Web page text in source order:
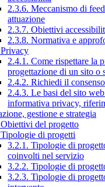
2.3.6. Meccanismo di
attuazione
2.3.7. Obiettivi
2.3.8. Normativa e
2.4.1. Come rispettare la
progettazione di un sito o
2.4.2. Richiedi il
2.4.3. Le basi del sito
informativa privacy,
gestione e strategia
del progetto
di progetti
3.2.1. Tipologie di
coinvolti nel servizio
3.2.2. Tipologie di
3.2.3. Tipologie di